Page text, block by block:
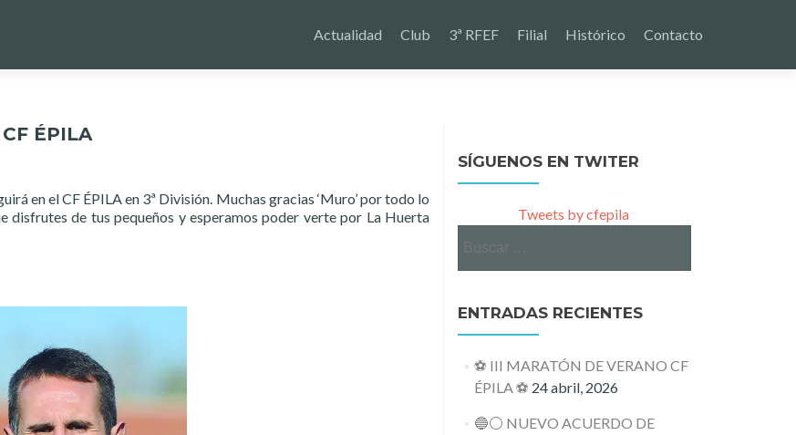
Actualidad Club 3ª RFEF Filial Histórico Contacto
ÉPILA
en el CF ÉPILA en 3ª División. Muchas gracias ‘Muro’ por todo lo
disfrutes de tus pequeños y esperamos poder verte por La Huerta
SÍGUENOS EN TWITER
Tweets by cfepila
ENTRADAS RECIENTES
⚽ III MARATÓN DE VERANO CF
ÉPILA ⚽ 24 abril, 2026
🔵⚪️ NUEVO ACUERDO DE